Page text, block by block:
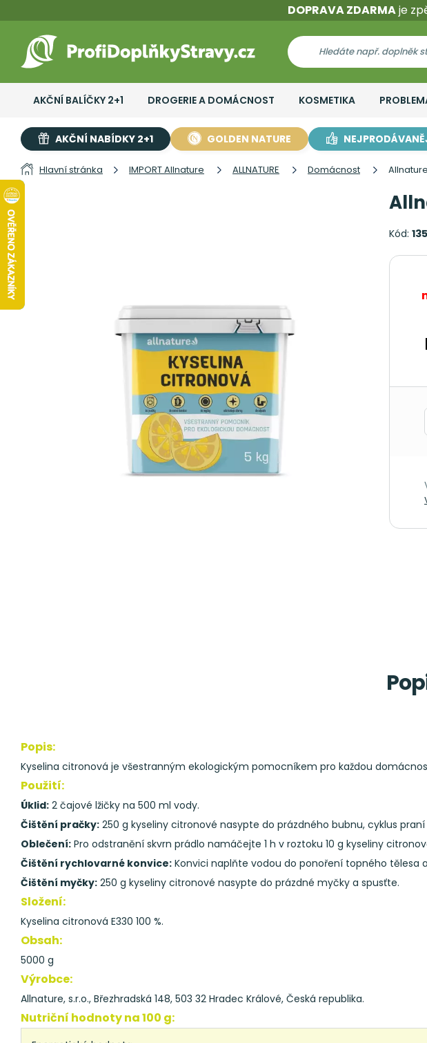
DOPRAVA ZDARMAje
AKČNÍ BALÍČKY 2+1 DROGERIE A DOMÁCNOST KOSMETIKA
AKČNÍ NABÍDKY 2+1 GOLDEN NATURE
Hlavní stránka IMPORT Allnature ALLNATURE Domácnost
Kód:
Popis:
Kyselina citronová je všestranným ekologickým pomocníkem pro každou
Použití:
Úklid: 2 čajové lžičky na 500 ml vody.
Čištění pračky: 250 g kyseliny citronové nasypte do prázdného bubnu, cyklus
Oblečení: Pro odstranění skvrn prádlo namáčejte 1 h v roztoku 10 g kyseliny
Čištění rychlovarné konvice: Konvici naplňte vodou do ponoření topného tělesa
Čištění myčky: 250 g kyseliny citronové nasypte do prázdné myčky a spusťte.
Složení:
Kyselina citronová E330 100 %.
Obsah:
5000 g
Výrobce:
Allnature, s.r.o., Březhradská 148, 503 32 Hradec Králové, Česká republika.
Nutriční hodnoty na 100 g: